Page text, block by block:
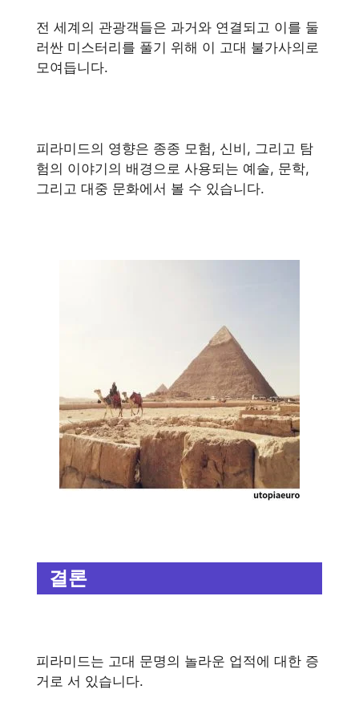
전 세계의 관광객들은 과거와 연결되고 이를 둘
러싼 미스터리를 풀기 위해 이 고대 불가사의로
모여듭니다.
피라미드의 영향은 종종 모험, 신비, 그리고 탐
험의 이야기의 배경으로 사용되는 예술, 문학,
그리고 대중 문화에서 볼 수 있습니다.
결론
피라미드는 고대 문명의 놀라운 업적에 대한 증
거로 서 있습니다.